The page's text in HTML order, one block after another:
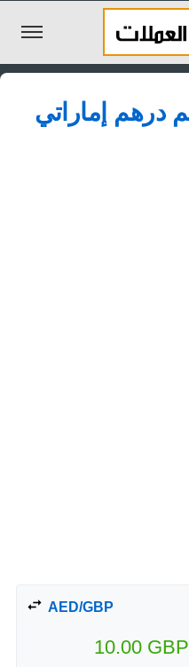
AED/GBP
10.00 GBP